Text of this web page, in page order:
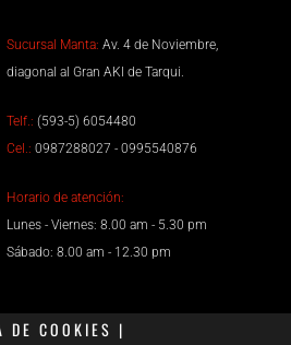
Sucursal Manta: Av. 4 de Noviembre,
diagonal al Gran AKI de Tarqui.
Telf.: (593-5) 6054480
Cel.: 0987288027 - 0995540876
Horario de atención:
Lunes - Viernes: 8.00 am - 5.30 pm
Sábado: 8.00 am - 12.30 pm
DE COOKIES |